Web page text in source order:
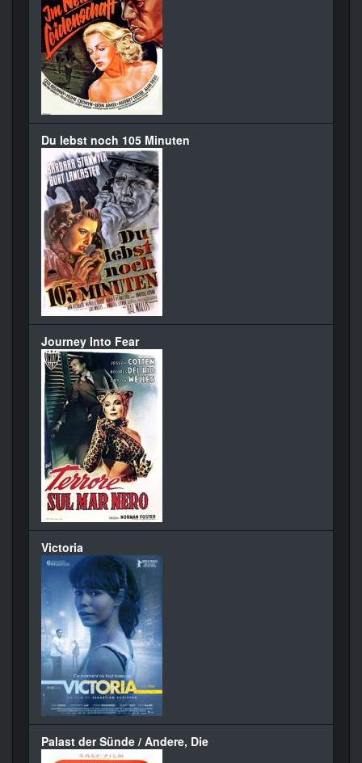
Du lebst noch 105 Minuten
Journey Into Fear
Victoria
Palast der Sünde / Andere, Die